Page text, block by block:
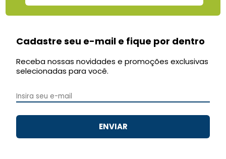
Cadastre seu e-mail e fique por dentro
Receba nossas novidades e promoções exclusivas
selecionadas para você.
ENVIAR